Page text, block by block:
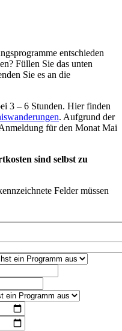
entschieden
Füllen Sie das unten
Sie es an die
3 – 6 Stunden. Hier finden
. Aufgrund der
für den Monat Mai
sind selbst zu
Felder müssen